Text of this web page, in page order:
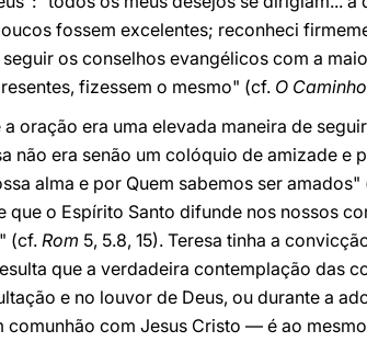
fossem excelentes; reconheci
os conselhos evangélicos com a
fizessem o mesmo" (cf. O
oração era uma elevada maneira de
não era senão um colóquio de amizade
alma e por Quem sabemos ser amados"
que o Espírito Santo difunde nos nossos
(cf. Rom 5, 5.8, 15). Teresa tinha a
que a verdadeira contemplação das
e no louvor de Deus, ou durante a
com Jesus Cristo — é ao